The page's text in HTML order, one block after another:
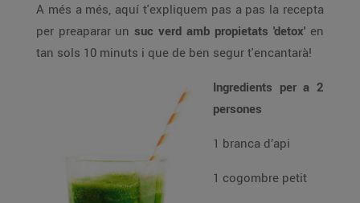
A més a més, aquí t'expliquem pas a pas la recepta
per preaparar un suc verd amb propietats 'detox' en
tan sols 10 minuts i que de ben segur t'encantarà!
Ingredients per a 2
persones
1 branca d’api
1 cogombre petit